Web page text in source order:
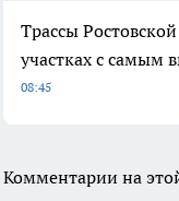
Трассы
участках с самым
08:45
Комментарии на